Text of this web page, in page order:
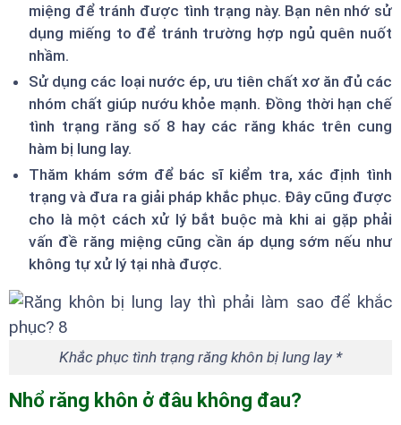
miệng để tránh được tình trạng này. Bạn nên nhớ sử
dụng miếng to để tránh trường hợp ngủ quên nuốt
nhầm.
Sử dụng các loại nước ép, ưu tiên chất xơ ăn đủ các
nhóm chất giúp nướu khỏe mạnh. Đồng thời hạn chế
tình trạng răng số 8 hay các răng khác trên cung
hàm bị lung lay.
Thăm khám sớm để bác sĩ kiểm tra, xác định tình
trạng và đưa ra giải pháp khắc phục. Đây cũng được
cho là một cách xử lý bắt buộc mà khi ai gặp phải
vấn đề răng miệng cũng cần áp dụng sớm nếu như
không tự xử lý tại nhà được.
Khắc phục tình trạng răng khôn bị lung lay *
Nhổ răng khôn ở đâu không đau?